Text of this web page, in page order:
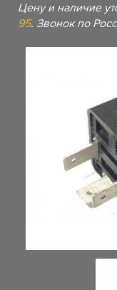
Цену и наличие
95. Звонок по